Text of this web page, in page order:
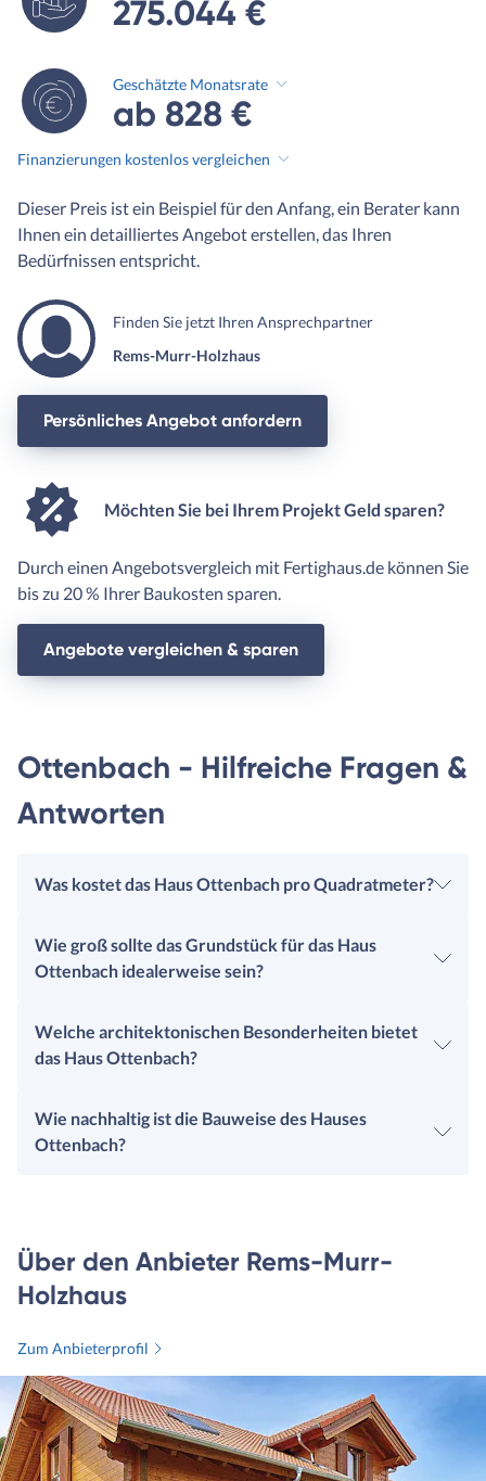
275.044 €
Geschätzte Monatsrate
ab 828 €
Finanzierungen kostenlos vergleichen
Dieser Preis ist ein Beispiel für den Anfang, ein Berater kann
Ihnen ein detailliertes Angebot erstellen, das Ihren
Bedürfnissen entspricht.
Finden Sie jetzt Ihren Ansprechpartner
Rems-Murr-Holzhaus
Persönliches Angebot anfordern
Möchten Sie bei Ihrem Projekt Geld sparen?
Durch einen Angebotsvergleich mit Fertighaus.de können Sie
bis zu 20 % Ihrer Baukosten sparen.
Angebote vergleichen & sparen
Ottenbach - Hilfreiche Fragen &
Antworten
Was kostet das Haus Ottenbach pro Quadratmeter?
Wie groß sollte das Grundstück für das Haus
Ottenbach idealerweise sein?
Welche architektonischen Besonderheiten bietet
das Haus Ottenbach?
Wie nachhaltig ist die Bauweise des Hauses
Ottenbach?
Über den Anbieter Rems-Murr-
Holzhaus
Zum Anbieterprofil